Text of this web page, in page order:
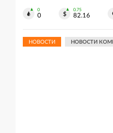
0
0
0.75
82.16
НОВОСТИ НОВОСТИ